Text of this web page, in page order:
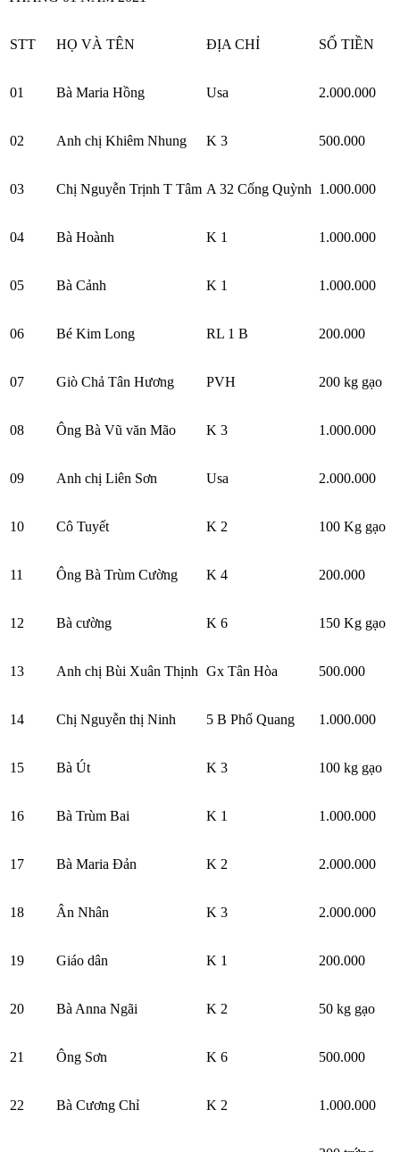
STT HỌ VÀ TÊN ĐỊA CHỈ SỐ TIỀN
01 Bà Maria Hồng Usa 2.000.000
02 Anh chị Khiêm Nhung K 3 500.000
03 Chị Nguyễn Trịnh T Tâm A 32 Cống Quỳnh 1.000.000
04 Bà Hoành K 1 1.000.000
05 Bà Cảnh K 1 1.000.000
06 Bé Kim Long RL 1 B 200.000
07 Giò Chả Tân Hương PVH 200 kg gạo
08 Ông Bà Vũ văn Mão K 3 1.000.000
09 Anh chị Liên Sơn Usa 2.000.000
10 Cô Tuyết K 2 100 Kg gạo
11 Ông Bà Trùm Cường K 4 200.000
12 Bà cường K 6 150 Kg gạo
13 Anh chị Bùi Xuân Thịnh Gx Tân Hòa 500.000
14 Chị Nguyễn thị Ninh 5 B Phổ Quang 1.000.000
15 Bà Út K 3 100 kg gạo
16 Bà Trùm Bai K 1 1.000.000
17 Bà Maria Đản K 2 2.000.000
18 Ân Nhân K 3 2.000.000
19 Giáo dân K 1 200.000
20 Bà Anna Ngãi K 2 50 kg gạo
21 Ông Sơn K 6 500.000
22 Bà Cương Chỉ K 2 1.000.000